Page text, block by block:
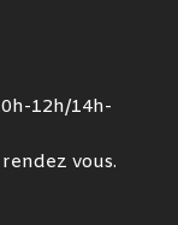
12h/14h-
vous.